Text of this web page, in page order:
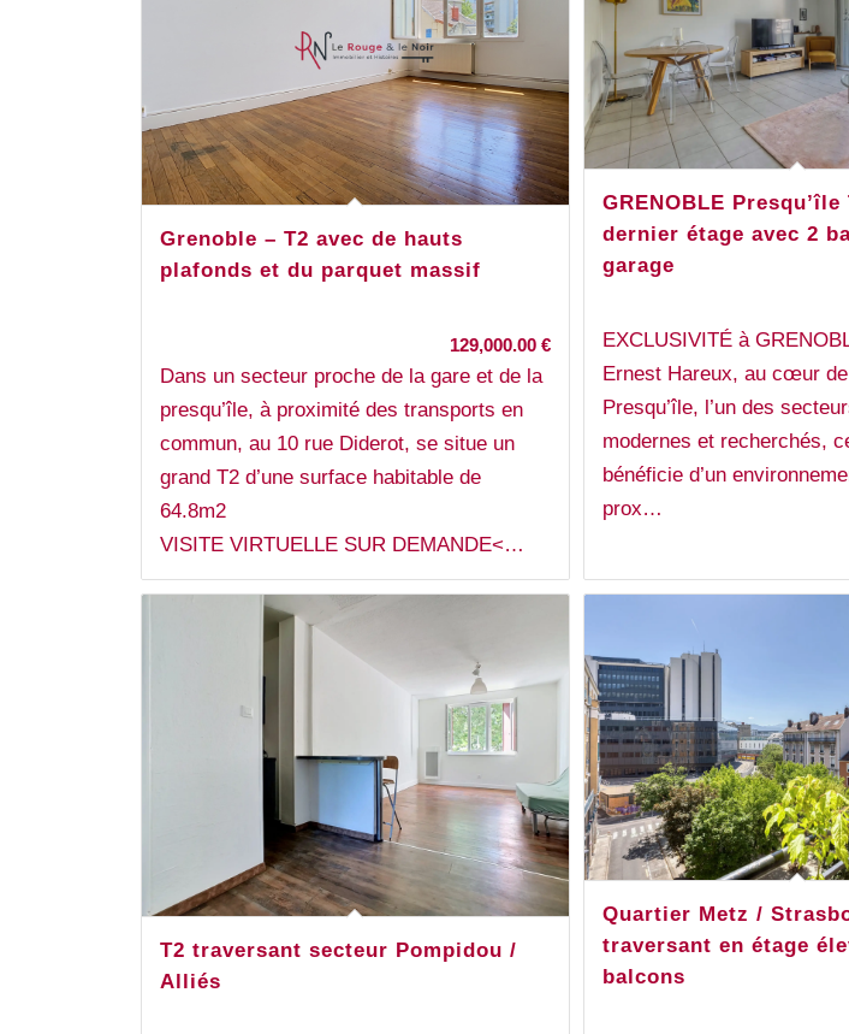
Grenoble – T2 avec de hauts
plafonds et du parquet massif
129,000.00€
Dans un secteur proche de la gare et de la
presqu’île, à proximité des transports en
commun, au 10 rue Diderot, se situe un
grand T2 d’une surface habitable de
64.8m2
VISITE VIRTUELLE SUR DEMANDE<…
GRENOBLE Presqu’île
dernier étage avec 2
garage
EXCLUSIVITÉ à
Ernest Hareux, au cœur de
Presqu’île, l’un des
modernes et recherchés,
bénéficie d’un
prox…
T2 traversant secteur Pompidou /
Alliés
Quartier Metz /
traversant en étage
balcons